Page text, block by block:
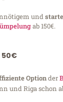
und
ab 150€.
50€
Optionder
und Riga schon